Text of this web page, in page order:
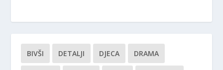
BIVŠI DETALJI DJECA DRAMA